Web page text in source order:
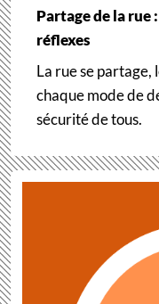
Partage de la rue
réflexes
La rue se partage,
chaque mode de
sécurité de tous.